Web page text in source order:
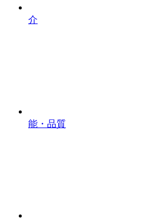
介
能・品質